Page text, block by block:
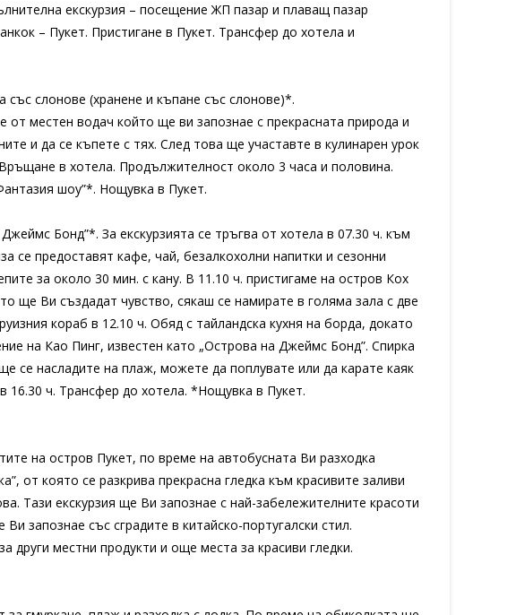
екскурзия – посещение ЖП пазар и плаващ пазар
– Пукет. Пристигане в Пукет. Трансфер до хотела и
слонове (хранене и къпане със слонове)*.
местен водач който ще ви запознае с прекрасната природа и
и да се къпете с тях. След това ще участавте в кулинарен урок
в хотела. Продължителност около 3 часа и половина.
шоу”*. Нощувка в Пукет.
Бонд”*. За екскурзията се тръгва от хотела в 07.30 ч. към
се предоставят кафе, чай, безалкохолни напитки и сезонни
за около 30 мин. с кану. В 11.10 ч. пристигаме на остров Кох
ще Ви създадат чувство, сякаш се намирате в голяма зала с две
кораб в 12.10 ч. Обяд с тайландска кухня на борда, докато
на Као Пинг, известен като „Острова на Джеймс Бонд”. Спирка
се насладите на плаж, можете да поплувате или да карате каяк
16.30 ч. Трансфер до хотела. *Нощувка в Пукет.
на остров Пукет, по време на автобусната Ви разходка
от която се разкрива прекрасна гледка към красивите заливи
Тази екскурзия ще Ви запознае с най-забележителните красоти
запознае със сградите в китайско-португалски стил.
местни продукти и още места за красиви гледки.